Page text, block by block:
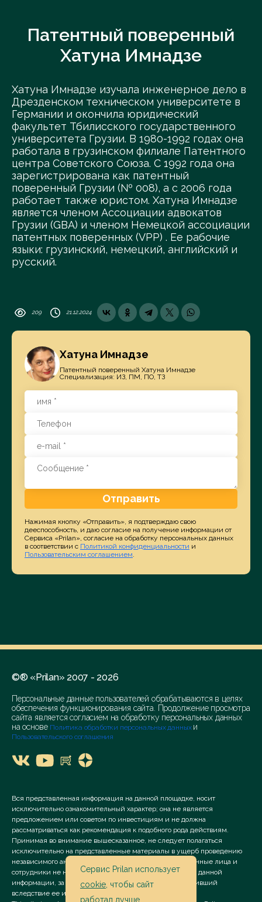
Патентный поверенный
Хатуна Имнадзе
Хатуна Имнадзе изучала инженерное дело в
Дрезденском техническом университете в
Германии и окончила юридический
факультет Тбилисского государственного
университета Грузии. В 1980-1992 годах она
работала в грузинском филиале Патентного
центра Советского Союза. С 1992 года она
зарегистрирована как патентный
поверенный Грузии (№ 008), а с 2006 года
работает также юристом. Хатуна Имнадзе
является членом Ассоциации адвокатов
Грузии (GBA) и членом Немецкой ассоциации
патентных поверенных (VPP) . Ее рабочие
языки: грузинский, немецкий, английский и
русский.
209 21.12.2024
Хатуна Имнадзе
Патентный поверенный Хатуна Имнадзе
Специализация: ИЗ, ПМ, ПО, ТЗ
Отправить
Нажимая кнопку «Отправить», я подтверждаю свою
дееспособность, и даю согласие на получение информации от
Сервиса «Prilan», согласие на обработку персональных данных
в соответствии с Политикой конфиденциальности и
Пользовательским соглашением.
©® «Prilan» 2007 - 2026
Персональные данные пользователей обрабатываются в целях
обеспечения функционирования сайта. Продолжение просмотра
сайта является согласием на обработку персональных данных
на основе Политика обработки персональных данных и
Пользовательского соглашения
Вся представленная информация на данной площадке, носит
исключительно ознакомительный характер; она не является
предложением или советом по инвестициям и не должна
рассматриваться как рекомендация к подобного рода действиям.
Принимая во внимание вышесказанное, не следует полагаться
исключительно на представленные материалы в ущерб проведению
независимого анализа. Сервис «Prilan» его аффилированные лица и
сотрудники не несут ответственности за использование данной
информации, за прямой или косвенный ущерб, наступивший
вследствие ее использования.
Сервис Prilan использует
cookie , чтобы сайт
работал лучше